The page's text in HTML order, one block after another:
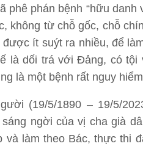
phê phán bệnh “hữu
không từ chỗ gốc, chỗ
ít suýt ra nhiều, để
là dối trá với Đảng, có tội
là một bệnh rất nguy
(19/5/1890 – 19/5/
ngời của vị cha già
làm theo Bác, thực thi